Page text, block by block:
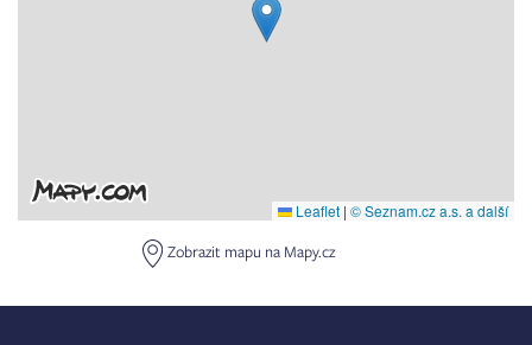
Leaflet | © Seznam.cz a.s. a další
Zobrazit mapu na Mapy.cz